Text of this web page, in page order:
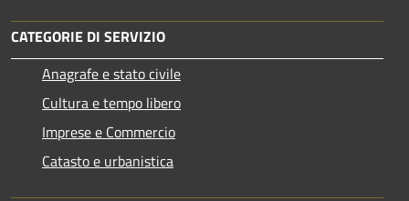
CATEGORIE DI SERVIZIO
Anagrafe e stato civile
Cultura e tempo libero
Imprese e Commercio
Catasto e urbanistica